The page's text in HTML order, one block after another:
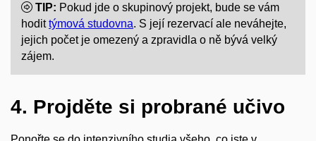
TIP: Pokud jde o skupinový projekt, bude se vám
hodittýmová studovna. S její rezervací ale neváhejte,
jejich počet je omezený a zpravidla o ně bývá velký
zájem.
4. Projděte si probrané učivo